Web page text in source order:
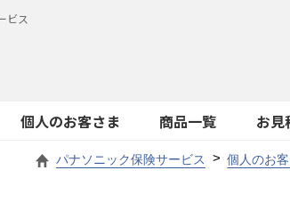
ビス
個人のお客さま 商品一覧 お見
パナソニック保険サービス 個人のお客